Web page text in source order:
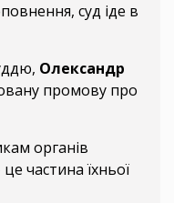
суд іде в
Олександр
промову про
органів
частина їхньої